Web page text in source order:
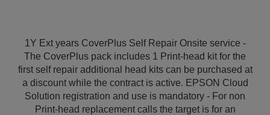
1Y Ext years CoverPlus Self Repair Onsite service -
The CoverPlus pack includes 1 Print-head kit for the
first self repair additional head kits can be purchased at
a discount while the contract is active. EPSON Cloud
Solution registration and use is mandatory - For non
Print-head replacement calls the target is for an